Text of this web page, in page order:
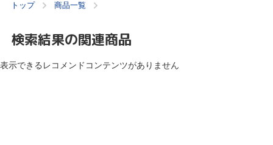
トップ 商品一覧
検索結果の関連商品
表示できるレコメンドコンテンツがありません